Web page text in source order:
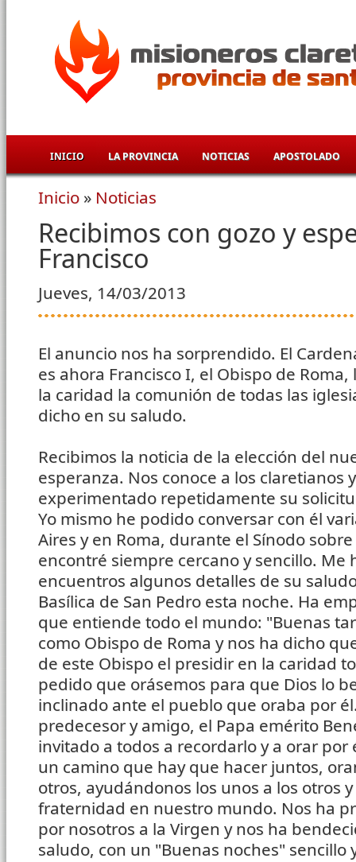
INICIO LA PROVINCIA NOTICIAS APOSTOLADO
Se encuentra usted aquí
Inicio » Noticias
Recibimos con gozo y
Francisco
Jueves, 14/03/2013
El anuncio nos ha sorprendido. El
es ahora Francisco I, el Obispo de
la caridad la comunión de todas las
dicho en su saludo.
Recibimos la noticia de la elección del
esperanza. Nos conoce a los claretianos
experimentado repetidamente su
Yo mismo he podido conversar con él
Aires y en Roma, durante el Sínodo
encontré siempre cercano y sencillo. Me
encuentros algunos detalles de su
Basílica de San Pedro esta noche. Ha
que entiende todo el mundo: "Buenas
como Obispo de Roma y nos ha dicho
de este Obispo el presidir en la caridad
pedido que orásemos para que Dios lo
inclinado ante el pueblo que oraba por
predecesor y amigo, el Papa emérito
invitado a todos a recordarlo y a orar por
un camino que hay que hacer juntos,
otros, ayudándonos los unos a los otros
fraternidad en nuestro mundo. Nos ha
por nosotros a la Virgen y nos ha
saludo, con un "Buenas noches" sencillo